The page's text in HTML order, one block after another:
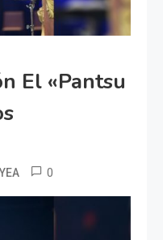
El «pantsu
0